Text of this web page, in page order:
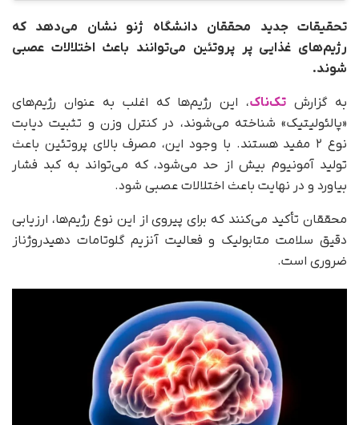
تحقیقات جدید محققان دانشگاه ژنو نشان می‌دهد که
رژیم‌های غذایی پر پروتئین می‌توانند باعث اختلالات عصبی
شوند.
به‌ گزارش تک‌ناک، این رژیم‌ها که اغلب به عنوان رژیم‌های
«پالئولیتیک» شناخته می‌شوند، در کنترل وزن و تثبیت دیابت
نوع ۲ مفید هستند. با وجود این، مصرف بالای پروتئین باعث
تولید آمونیوم بیش از حد می‌شود، که می‌تواند به کبد فشار
بیاورد و در نهایت باعث اختلالات عصبی شود.
محققان تأکید می‌کنند که برای پیروی از این نوع رژیم‌ها، ارزیابی
دقیق سلامت متابولیک و فعالیت آنزیم گلوتامات دهیدروژناز
ضروری است.